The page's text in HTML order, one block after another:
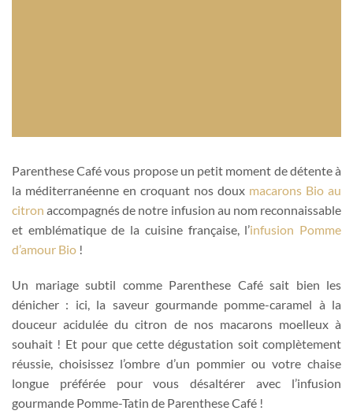
Parenthese Café vous propose un petit moment de détente à
la méditerranéenne en croquant nos doux macarons Bio au
citron accompagnés de notre infusion au nom reconnaissable
et emblématique de la cuisine française, l’infusion Pomme
d’amour Bio !
Un mariage subtil comme Parenthese Café sait bien les
dénicher : ici, la saveur gourmande pomme-caramel à la
douceur acidulée du citron de nos macarons moelleux à
souhait ! Et pour que cette dégustation soit complètement
réussie, choisissez l’ombre d’un pommier ou votre chaise
longue préférée pour vous désaltérer avec l’infusion
gourmande Pomme-Tatin de Parenthese Café !